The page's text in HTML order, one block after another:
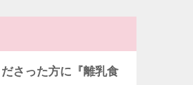
さった方に『離乳食